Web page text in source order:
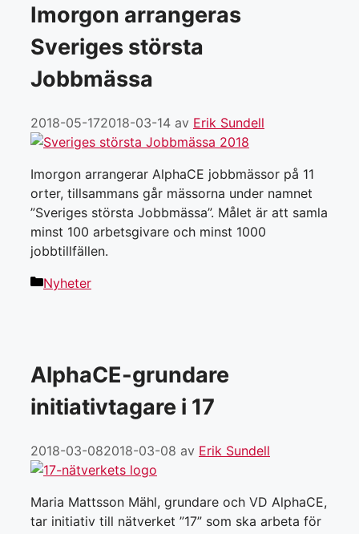
Imorgon arrangeras
Sveriges största
Jobbmässa
2018-05-172018-03-14 av Erik Sundell
Imorgon arrangerar AlphaCE jobbmässor på 11
orter, tillsammans går mässorna under namnet
”Sveriges största Jobbmässa”. Målet är att samla
minst 100 arbetsgivare och minst 1000
jobbtillfällen.
Kategorier
Nyheter
AlphaCE-grundare
initiativtagare i 17
2018-03-082018-03-08 av Erik Sundell
Maria Mattsson Mähl, grundare och VD AlphaCE,
tar initiativ till nätverket ”17” som ska arbeta för